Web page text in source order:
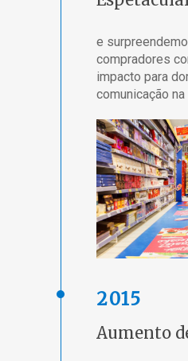
e
compradores
impacto para
comunicação na
2015
Aumento